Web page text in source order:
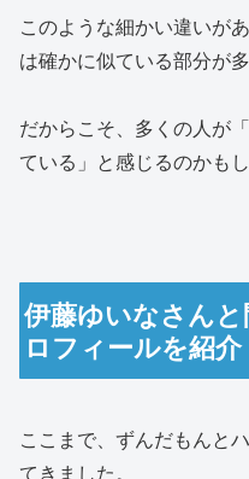
このような細かい違いが
は確かに似ている部分が多
だからこそ、多くの人が
ている」と感じるのかもし
伊藤ゆいなさん
ロフィールを紹介
ここまで、ずんだもんと
てきました。